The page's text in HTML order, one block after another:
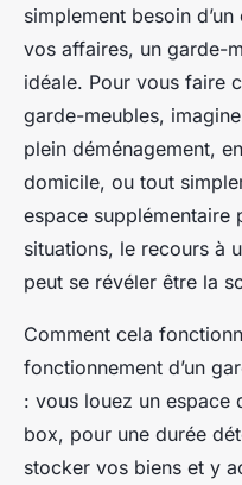
simplement besoin
vos affaires, un garde-
idéale. Pour vous faire
garde-meubles,
plein déménagement,
domicile, ou tout
espace supplémentaire
situations, le recours à
peut se révéler être la
Comment cela
fonctionnement d’un
: vous louez un espace
box, pour une durée
stocker vos biens et y